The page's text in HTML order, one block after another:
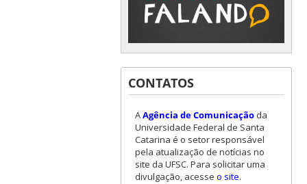
CONTATOS
AAgência de Comunicaçãoda
Universidade Federal de Santa
Catarina é o setor responsável
pela atualização de notícias no
site da UFSC. Para solicitar uma
divulgação, acesse o site.